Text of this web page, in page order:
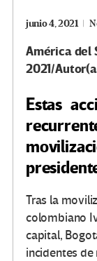
junio 4, 2021
América
2021/
Estas
Tras la
colombiano
capital,
incidentes